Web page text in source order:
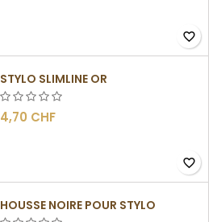
favorite_border
STYLO SLIMLINE OR
4,70 CHF
favorite_border
HOUSSE NOIRE POUR STYLO